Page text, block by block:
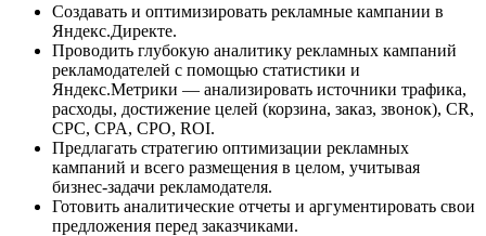
Создавать и оптимизировать рекламные кампании в
Яндекс.Директе.
Проводить глубокую аналитику рекламных кампаний
рекламодателей с помощью статистики и
Яндекс.Метрики — анализировать источники трафика,
расходы, достижение целей (корзина, заказ, звонок), CR,
CPC, CPA, CPO, ROI.
Предлагать стратегию оптимизации рекламных
кампаний и всего размещения в целом, учитывая
бизнес-задачи рекламодателя.
Готовить аналитические отчеты и аргументировать свои
предложения перед заказчиками.